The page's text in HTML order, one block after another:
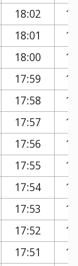
18:02
18:01
18:00
17:59
17:58
17:57
17:56
17:55
17:54
17:53
17:52
17:51